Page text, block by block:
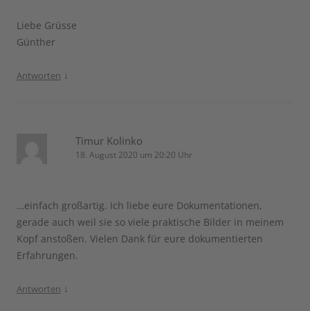
Liebe Grüsse
Günther
Antworten ↓
Timur Kolinko
18. August 2020 um 20:20 Uhr
…einfach großartig. Ich liebe eure Dokumentationen,
gerade auch weil sie so viele praktische Bilder in meinem
Kopf anstoßen. Vielen Dank für eure dokumentierten
Erfahrungen.
Antworten ↓